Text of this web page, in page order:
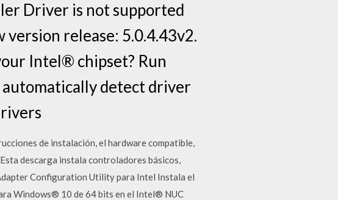
Driver is not supported
version release: 5.0.4.43v2.
Intel® chipset? Run
detect driver
de instalación, el hardware compatible,
descarga instala controladores básicos,
Configuration Utility para Intel Instala el
Windows® 10 de 64 bits en el Intel® NUC